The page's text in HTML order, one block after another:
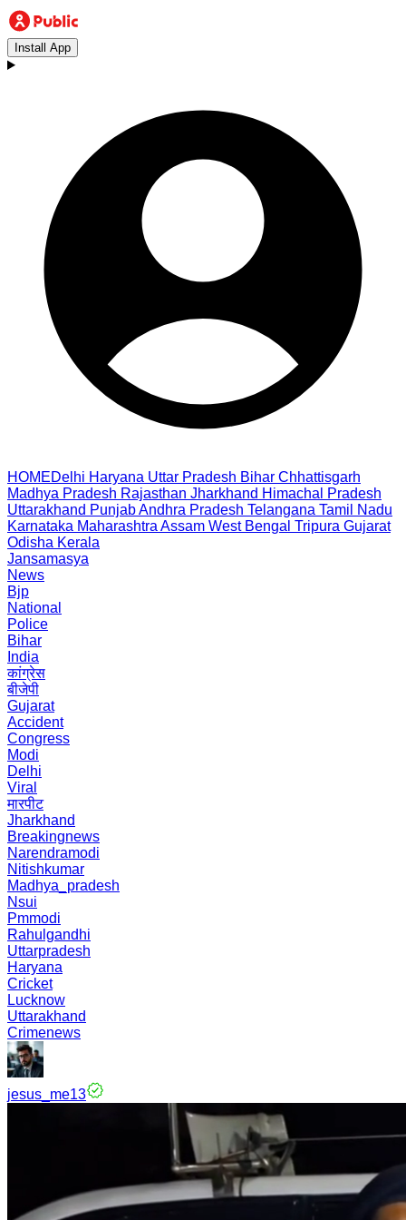
Install App
HOMEDelhi Haryana Uttar Pradesh Bihar Chhattisgarh
Madhya Pradesh Rajasthan Jharkhand Himachal Pradesh
Uttarakhand PunjabAndhra Pradesh Telangana Tamil Nadu
Karnataka Maharashtra Assam West Bengal Tripura Gujarat
Odisha Kerala
Jansamasya
News
Bjp
National
Police
Bihar
India
कांग्रेस
बीजेपी
Gujarat
Accident
Congress
Modi
Delhi
Viral
मारपीट
Jharkhand
Breakingnews
Narendramodi
Nitishkumar
Madhya_pradesh
Nsui
Pmmodi
Rahulgandhi
Uttarpradesh
Haryana
Cricket
Lucknow
Uttarakhand
Crimenews
jesus_me13